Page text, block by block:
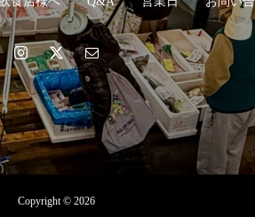
Copyright © 2026